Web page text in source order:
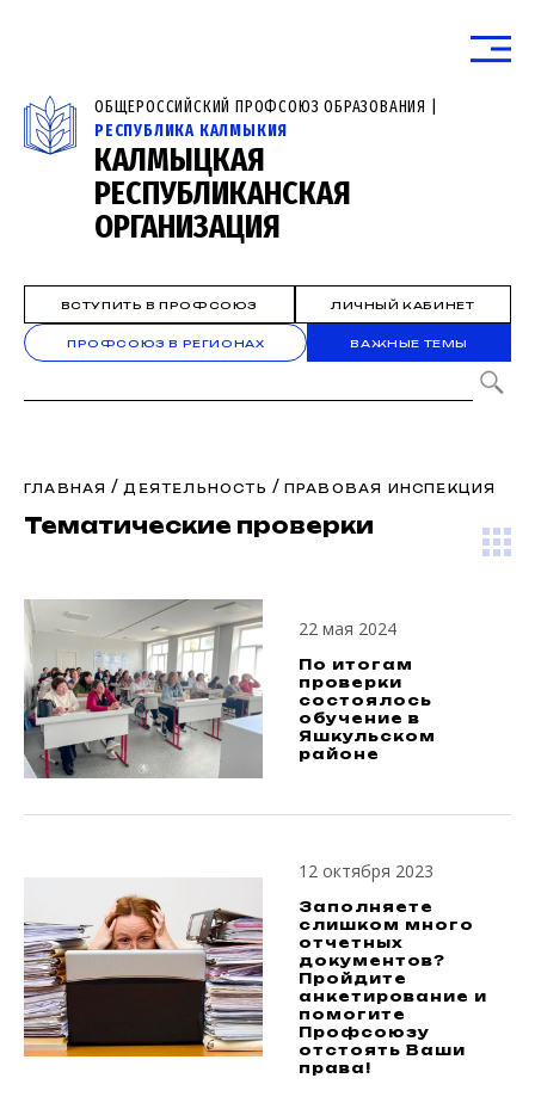
ОБЩЕРОССИЙСКИЙ ПРОФСОЮЗ ОБРАЗОВАНИЯ |
РЕСПУБЛИКА КАЛМЫКИЯ
КАЛМЫЦКАЯ
РЕСПУБЛИКАНСКАЯ
ОРГАНИЗАЦИЯ
ВСТУПИТЬ В ПРОФСОЮЗ ЛИЧНЫЙ КАБИНЕТ
ПРОФСОЮЗ В РЕГИОНАХ ВАЖНЫЕ ТЕМЫ
ГЛАВНАЯ /ДЕЯТЕЛЬНОСТЬ / ПРАВОВАЯ ИНСПЕКЦИЯ
Тематические проверки
22 мая 2024
По итогам
проверки
состоялось
обучение в
Яшкульском
районе
12 октября 2023
Заполняете
слишком много
отчетных
документов?
Пройдите
анкетирование и
помогите
Профсоюзу
отстоять Ваши
права!